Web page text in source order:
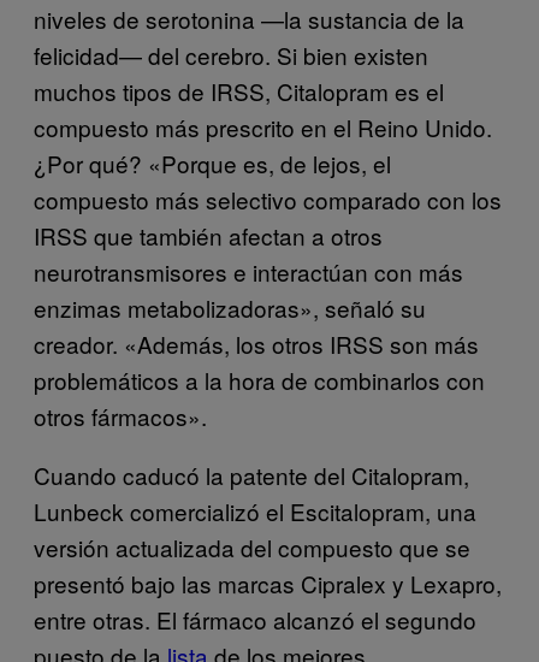
niveles de serotonina —la sustancia de la
felicidad— del cerebro. Si bien existen
muchos tipos de IRSS, Citalopram es el
compuesto más prescrito en el Reino Unido.
¿Por qué? «Porque es, de lejos, el
compuesto más selectivo comparado con los
IRSS que también afectan a otros
neurotransmisores e interactúan con más
enzimas metabolizadoras», señaló su
creador. «Además, los otros IRSS son más
problemáticos a la hora de combinarlos con
otros fármacos».
Cuando caducó la patente del Citalopram,
Lunbeck comercializó el Escitalopram, una
versión actualizada del compuesto que se
presentó bajo las marcas Cipralex y Lexapro,
entre otras. El fármaco alcanzó el segundo
puesto de la lista de los mejores